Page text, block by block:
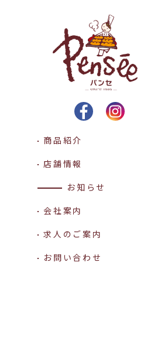
商品紹介
店舗情報
お知らせ
会社案内
求人のご案内
お問い合わせ